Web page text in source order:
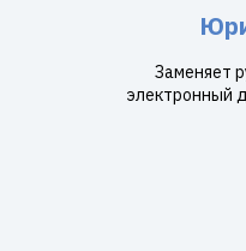
Заменяет
электронный